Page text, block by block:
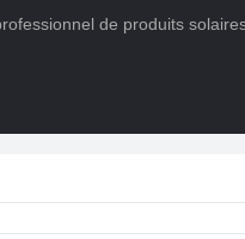
de produits